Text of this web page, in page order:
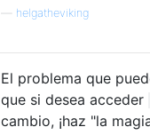
helgatheviking
El problema que
que si desea acceder
cambio, ¡haz "la